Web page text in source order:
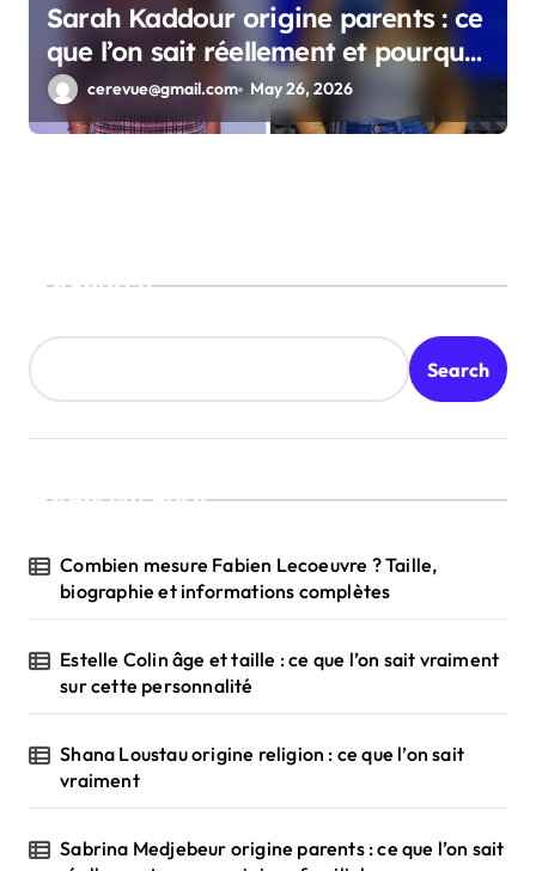
Sarah Kaddour origine parents : ce
que l’on sait réellement et pourquoi
le sujet intrigue autant
cerevue@gmail.com May 26, 2026
Search
Search
Recent Posts
Combien mesure Fabien Lecoeuvre ? Taille,
biographie et informations complètes
Estelle Colin âge et taille : ce que l’on sait vraiment
sur cette personnalité
Shana Loustau origine religion : ce que l’on sait
vraiment
Sabrina Medjebeur origine parents : ce que l’on sait